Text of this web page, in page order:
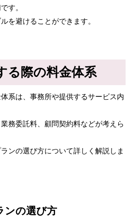
す。
を避けることができます。
る際の料金体系
系は、事務所や提供するサービス内
務委託料、顧問契約料などが考えら
ンの選び方について詳しく解説しま
ンの選び方